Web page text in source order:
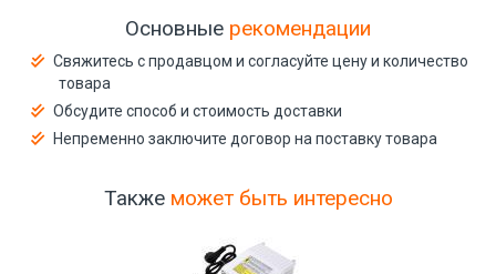
Основные рекомендации
Свяжитесь с продавцом и согласуйте цену и количество
товара
Обсудите способ и стоимость доставки
Непременно заключите договор на поставку товара
Также может быть интересно